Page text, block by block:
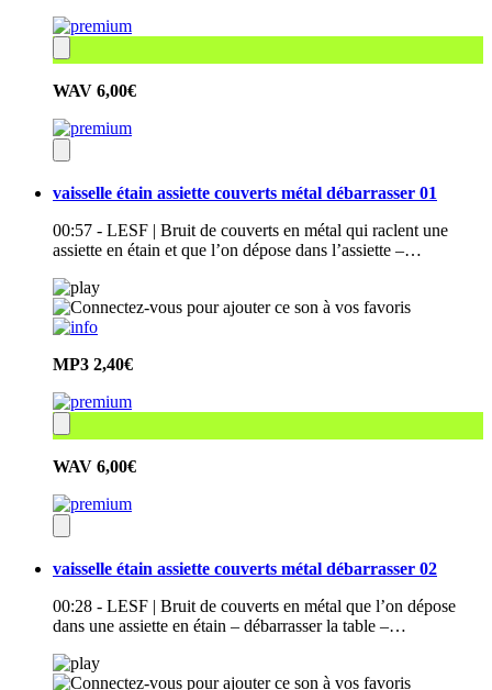
WAV 6,00€
vaisselle étain assiette couverts métal débarrasser 01
00:57 - LESF | Bruit de couverts en métal qui raclent une
assiette en étain et que l’on dépose dans l’assiette –…
MP3 2,40€
WAV 6,00€
vaisselle étain assiette couverts métal débarrasser 02
00:28 - LESF | Bruit de couverts en métal que l’on dépose
dans une assiette en étain – débarrasser la table –…